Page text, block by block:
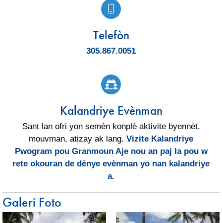
Telefòn
305.867.0051
Kalandriye Evènman
Sant lan ofri yon semèn konplè aktivite byennèt,
mouvman, atizay ak lang. Vizite Kalandriye
Pwogram pou Granmoun Aje nou anpaj la pou w
rete okouran de dènye evènman yo nan kalandriye
a.
Galeri Foto